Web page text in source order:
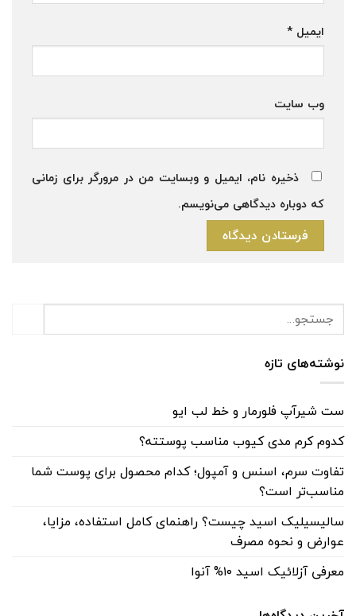
ایمیل *
وب‌ سایت
ذخیره نام، ایمیل و وبسایت من در مرورگر برای زمانی
که دوباره دیدگاهی می‌نویسم.
نوشته‌های تازه
ست شیرآپ فلورمار و خط لب ایو
کدوم کرم مدی کیوب مناسب پوستته؟
تفاوت سرم، اسنس و آمپول؛ کدام محصول برای پوست شما
مناسب‌تر است؟
سالیسیلیک اسید چیست؟ راهنمای کامل استفاده، مزایا،
عوارض و نحوه مصرف
معرفی آزلائیک اسید ۱۰% آنوا